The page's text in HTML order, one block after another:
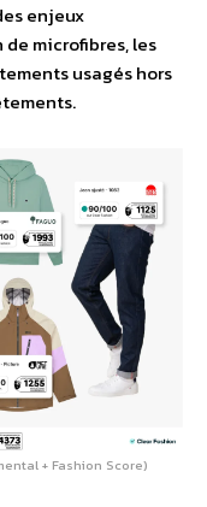
enjeux
microfibres, les
usagés hors
+ Fashion Score)